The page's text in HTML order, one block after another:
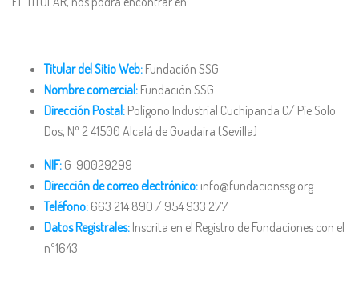
Titular del Sitio Web: Fundación SSG
Nombre comercial: Fundación SSG
Dirección Postal: Polígono Industrial Cuchipanda C/ Pie Solo
Dos, Nº 2 41500 Alcalá de Guadaira (Sevilla)
NIF: G-90029299
Dirección de correo electrónico: info@fundacionssg.org
Teléfono: 663 214 890 / 954 933 277
Datos Registrales: Inscrita en el Registro de Fundaciones con el
nº1643